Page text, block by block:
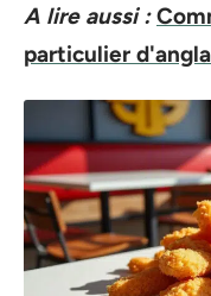
A lire aussi :
particulier